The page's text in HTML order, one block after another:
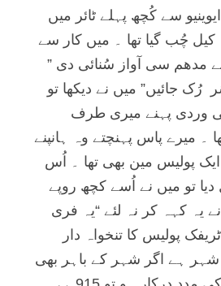
سے کُچھ پہلے ٹائر ميں
چُب گيا تھا ۔ ميں کار سے
مدھم سی آواز سُنائی دی ”
جائيں” ميں نے ديکھا تو
وردی پہنے ميری طرف
۔ ميرے پاس پہنچتے وہ ہانپنے
پوليس مين بھی تھا ۔ اُس
ديا تو ميں نے اُسے کچھ روپے
يہ کہہ کر نہ لئے “يہ فری
پوليس کا تنخواہ دار
شہر ہے اگر شہر کے باہر بھی